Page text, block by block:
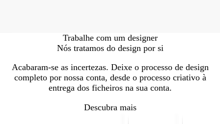
Trabalhe com um designer
Nós tratamos do design por si
Acabaram-se as incertezas. Deixe o processo de design
completo por nossa conta, desde o processo criativo à
entrega dos ficheiros na sua conta.
Descubra mais